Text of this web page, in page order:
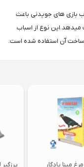
بازی های جویدنی باعث
میدهد‌.این نوع از اسباب
ساخت آن استفاده شده است.
مینا یادگار